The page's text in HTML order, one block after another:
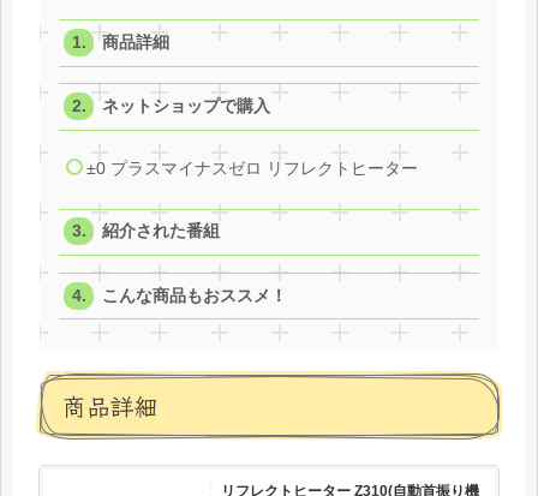
商品詳細
ネットショップで購入
±0 プラスマイナスゼロ リフレクトヒーター
紹介された番組
こんな商品もおススメ！
商品詳細
リフレクトヒーター Z310(自動首振り機